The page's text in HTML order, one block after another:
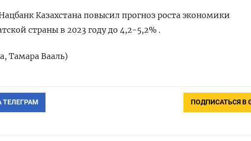
Казахстана повысил прогноз роста экономики
страны в 2023 году до 4,2-5,2% .
Тамара Вааль)
ТЕЛЕГРАМ ПОДПИСАТЬСЯ В